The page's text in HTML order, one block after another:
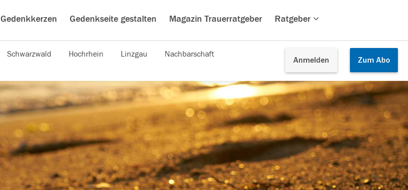
Gedenkkerzen Gedenkseite gestalten Magazin Trauerratgeber Ratgeber
Anmelden Zum Abo
Schwarzwald Hochrhein Linzgau Nachbarschaft